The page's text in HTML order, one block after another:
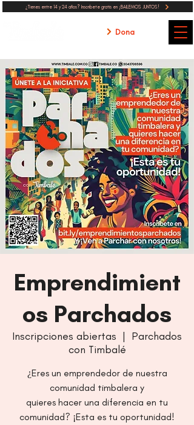
¿Tienes entre 14 y 24 años? Inscribete gratis en ¡BAILEMOS JUNTOS!
Dona
Emprendimient
os Parchados
Inscripciones abiertas
  |
Parchados
con Timbalé
¿Eres un emprendedor de nuestra
comunidad timbalera y
quieres hacer una diferencia en tu
comunidad? ¡Esta es tu oportunidad!